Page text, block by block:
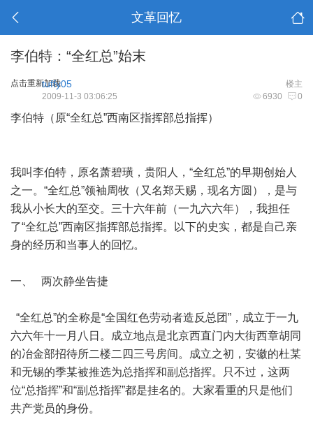
文革回忆
李伯特：“全红总”始末
点击重新加载 楼主
tuffy05
6930 0
2009-11-3 03:06:25
李伯特（原“全红总”西南区指挥部总指挥）
我叫李伯特，原名萧碧璜，贵阳人，“全红总”的早期创始人
之一。“全红总”领袖周牧（又名郑天赐，现名方圆），是与
我从小长大的至交。三十六年前（一九六六年），我担任
了“全红总”西南区指挥部总指挥。以下的史实，都是自己亲
身的经历和当事人的回忆。
一、 两次静坐告捷
“全红总”的全称是“全国红色劳动者造反总团”，成立于一九
六六年十一月八日。成立地点是北京西直门内大街西章胡同
的冶金部招待所二楼二四三号房间。成立之初，安徽的杜某
和无锡的季某被推选为总指挥和副总指挥。只不过，这两
位“总指挥”和“副总指挥”都是挂名的。大家看重的只是他们
共产党员的身份。